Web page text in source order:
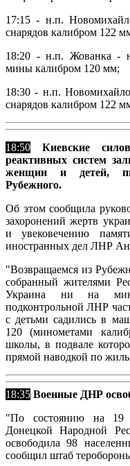
17:15 - н.п.
снарядов калибром 122
18:20 - н.п. Жованка -
мины калибром 120 мм;
18:30 - н.п.
снарядов калибром 122
18:50
Киевские
реактивных систем
женщин и детей,
Рубежного.
Об этом сообщила
захоронений жертв
и увековечению
иностранных дел ЛНР
"Возвращаемся из
собранный жителями
Украина ни на
подконтрольной ЛНР
с детьми садились в
120 (минометами
школы, в подвале
прямой наводкой по
18:35 Военные ДНР
"По состоянию на 19
Донецкой Народной
освободила 98
сообщил штаб